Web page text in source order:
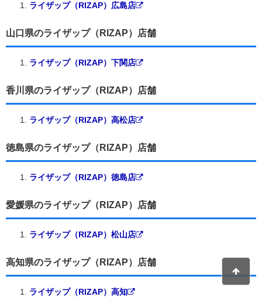
ライザップ（RIZAP）広島店
山口県のライザップ（RIZAP）店舗
ライザップ（RIZAP）下関店
香川県のライザップ（RIZAP）店舗
ライザップ（RIZAP）高松店
徳島県のライザップ（RIZAP）店舗
ライザップ（RIZAP）徳島店
愛媛県のライザップ（RIZAP）店舗
ライザップ（RIZAP）松山店
高知県のライザップ（RIZAP）店舗
ライザップ（RIZAP）高知